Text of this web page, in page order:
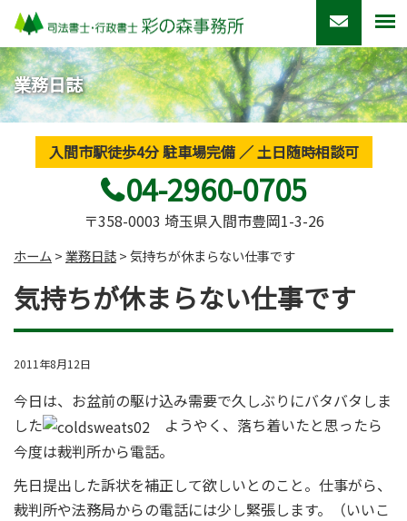
業務日誌
入間市駅徒歩4分 駐車場完備 ／ 土日随時相談可
04-2960-0705
〒358-0003 埼玉県入間市豊岡1-3-26
ホーム >業務日誌>気持ちが休まらない仕事です
気持ちが休まらない仕事です
2011年8月12日
今日は、お盆前の駆け込み需要で久しぶりにバタバタしま
した
ようやく、落ち着いたと思ったら
今度は裁判所から電話。
先日提出した訴状を補正して欲しいとのこと。仕事がら、
裁判所や法務局からの電話には少し緊張します。（いいこ